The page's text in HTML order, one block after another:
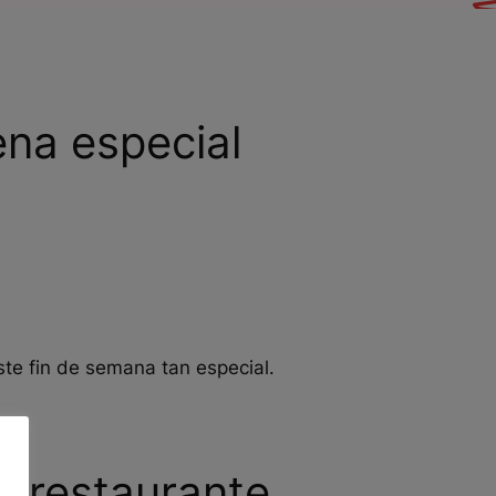
especial
fin de semana tan especial.